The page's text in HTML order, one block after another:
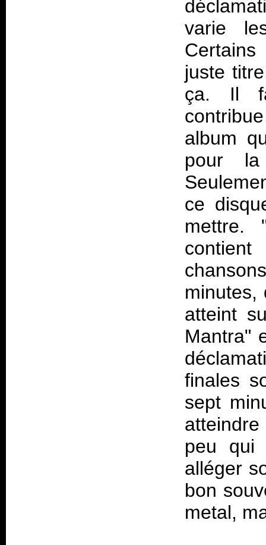
varie
juste
ça. Il
album
pour
ce
mettre.
minutes,
atteint
Mantra"
finales
sept
peu qui
alléger
bon
metal,